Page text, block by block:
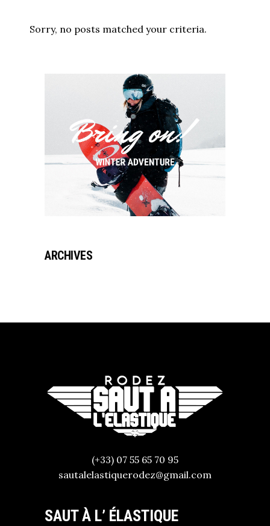
Sorry, no posts matched your criteria.
ARCHIVES
(+33) 07 55 65 70 95
sautalelastiquerodez@gmail.com
SAUT À L’ ÉLASTIQUE